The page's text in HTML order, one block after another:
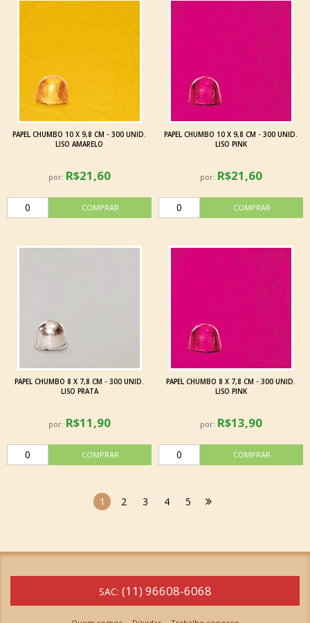
PAPEL CHUMBO 10 X 9,8 CM - 300 UNID.
LISO AMARELO
por: R$21,60
PAPEL CHUMBO 10 X 9,8 CM - 300 UNID.
LISO PINK
por: R$21,60
PAPEL CHUMBO 8 X 7,8 CM - 300 UNID.
LISO PRATA
por: R$11,90
PAPEL CHUMBO 8 X 7,8 CM - 300 UNID.
LISO PINK
por: R$13,90
1 2 3 4 5
SAC: (11) 96608-6068